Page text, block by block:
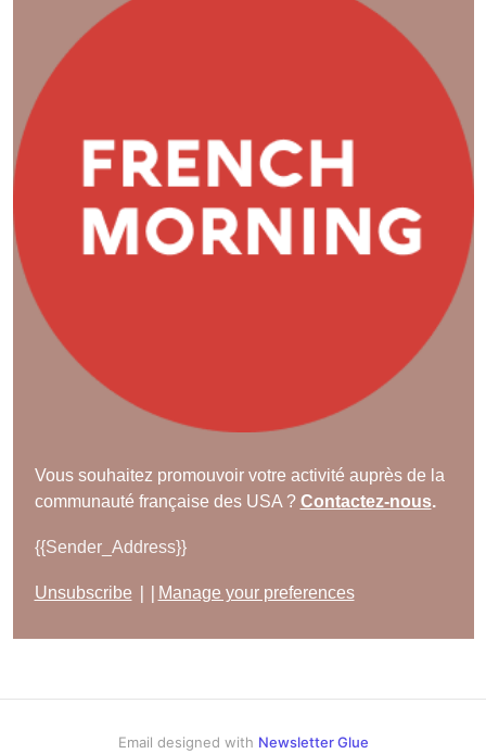
Vous souhaitez promouvoir votre activité auprès de la
communauté française des USA ? Contactez-nous.
{{Sender_Address}}
Unsubscribe || Manage your preferences
Email designed with Newsletter Glue